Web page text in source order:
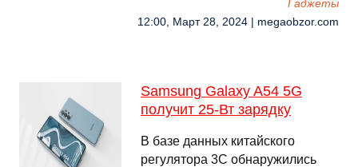
Гаджеты
12:00, Март 28, 2024 | megaobzor.com
Samsung Galaxy A54 5G
получит 25-Вт зарядку
В базе данных китайского
регулятора 3C обнаружились